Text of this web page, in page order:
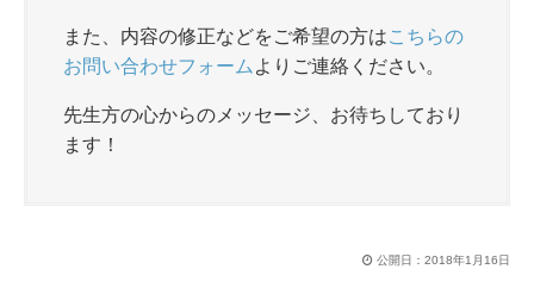
また、内容の修正などをご希望の方はこちらの
お問い合わせフォーム よりご連絡ください。
先生方の心からのメッセージ、お待ちしており
ます！
公開日： 2018年1月16日